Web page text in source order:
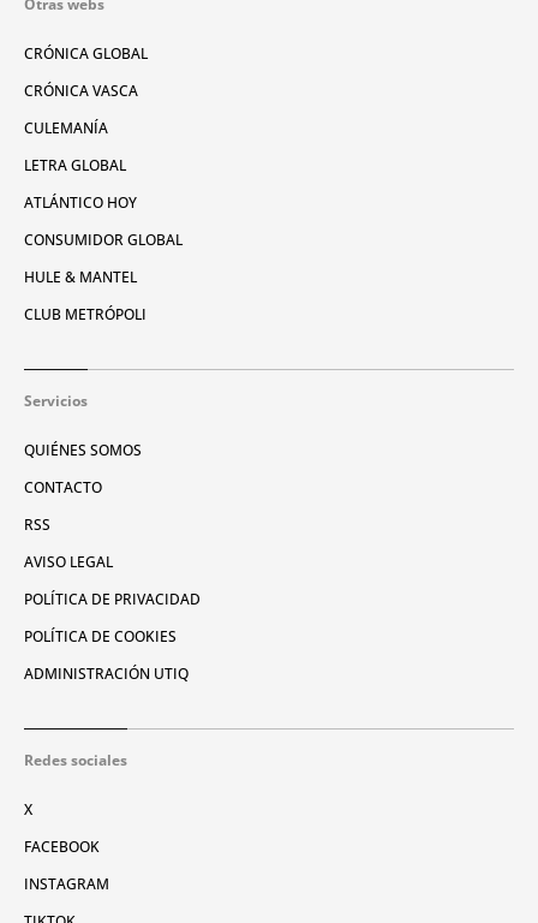
Otras webs
CRÓNICA GLOBAL
CRÓNICA VASCA
CULEMANÍA
LETRA GLOBAL
ATLÁNTICO HOY
CONSUMIDOR GLOBAL
HULE & MANTEL
CLUB METRÓPOLI
Servicios
QUIÉNES SOMOS
CONTACTO
RSS
AVISO LEGAL
POLÍTICA DE PRIVACIDAD
POLÍTICA DE COOKIES
ADMINISTRACIÓN UTIQ
Redes sociales
X
FACEBOOK
INSTAGRAM